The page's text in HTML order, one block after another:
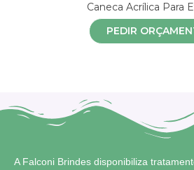
Caneca Acrílica Para
PEDIR
A Falconi Brindes disponibiliza